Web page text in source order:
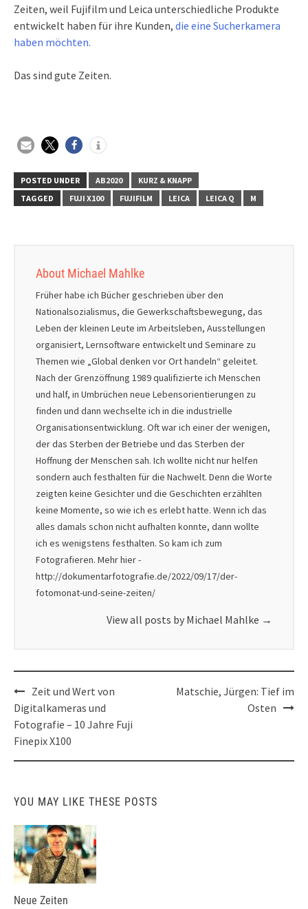
Zeiten, weil Fujifilm und Leica unterschiedliche Produkte
entwickelt haben für ihre Kunden, die eine Sucherkamera
haben möchten.
Das sind gute Zeiten.
POSTED UNDER AB2020
KURZ & KNAPP
TAGGED
FUJI X100 FUJIFILM LEICA LEICA Q M
About Michael Mahlke
Früher habe ich Bücher geschrieben über den
Nationalsozialismus, die Gewerkschaftsbewegung, das
Leben der kleinen Leute im Arbeitsleben, Ausstellungen
organisiert, Lernsoftware entwickelt und Seminare zu
Themen wie „Global denken vor Ort handeln“ geleitet.
Nach der Grenzöffnung 1989 qualifizierte ich Menschen
und half, in Umbrüchen neue Lebensorientierungen zu
finden und dann wechselte ich in die industrielle
Organisationsentwicklung. Oft war ich einer der wenigen,
der das Sterben der Betriebe und das Sterben der
Hoffnung der Menschen sah. Ich wollte nicht nur helfen
sondern auch festhalten für die Nachwelt. Denn die Worte
zeigten keine Gesichter und die Geschichten erzählten
keine Momente, so wie ich es erlebt hatte. Wenn ich das
alles damals schon nicht aufhalten konnte, dann wollte
ich es wenigstens festhalten. So kam ich zum
Fotografieren. Mehr hier -
http://dokumentarfotografie.de/2022/09/17/der-
fotomonat-und-seine-zeiten/
View all posts by Michael Mahlke →
Post
navigation
Zeit und Wert von
Digitalkameras und
Fotografie – 10 Jahre Fuji
Finepix X100
Matschie, Jürgen: Tief im
Osten
YOU MAY LIKE THESE POSTS
Neue Zeiten